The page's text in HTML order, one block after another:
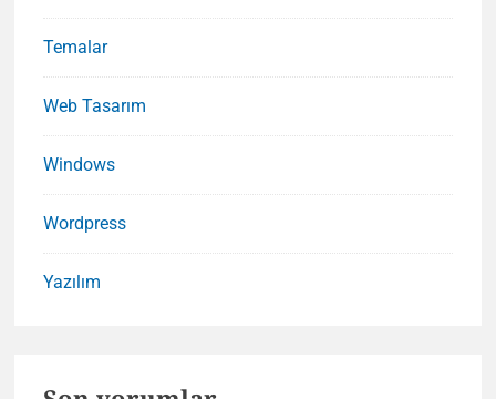
Temalar
Web Tasarım
Windows
Wordpress
Yazılım